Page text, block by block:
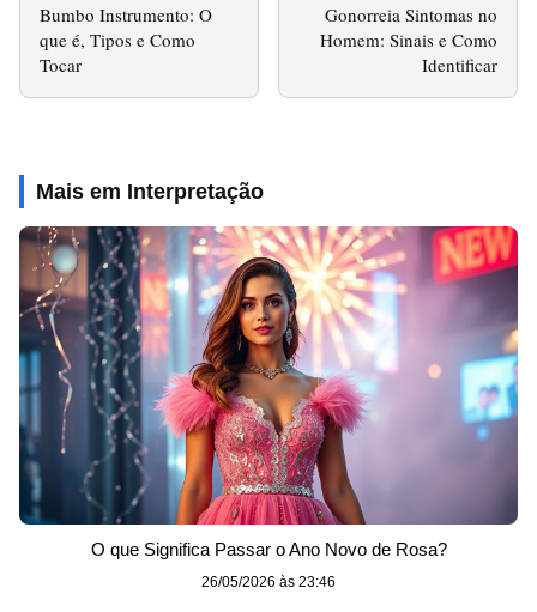
Bumbo Instrumento: O
que é, Tipos e Como
Tocar
Gonorreia Sintomas no
Homem: Sinais e Como
Identificar
Mais em Interpretação
O que Significa Passar o Ano Novo de Rosa?
26/05/2026 às 23:46